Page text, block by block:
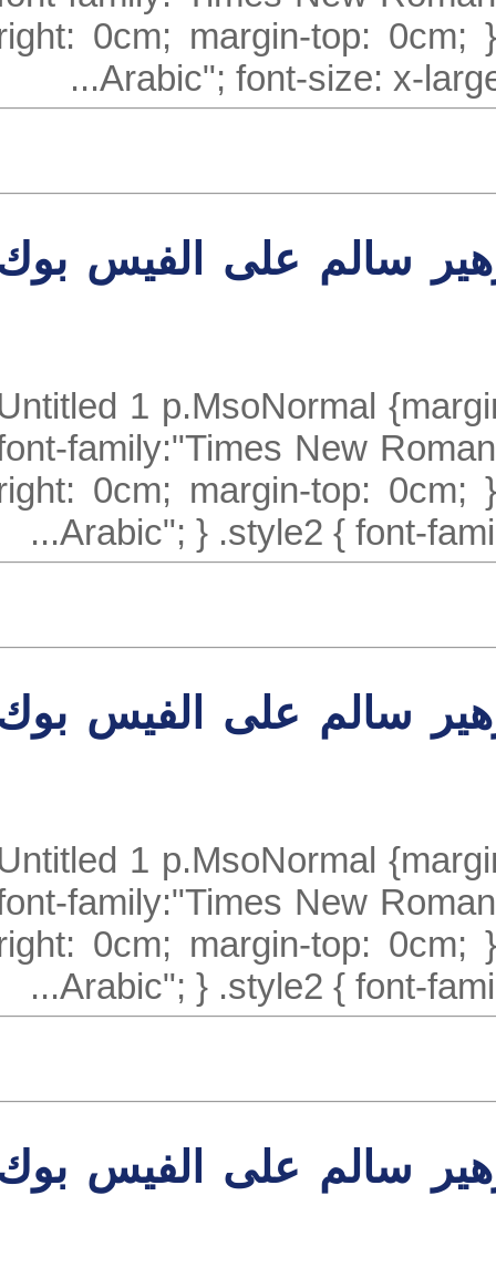
right: 0cm; margin-top:
Arabic"; font-size: x-
سالم على الفيس بوك
Untitled 1 p.MsoNormal
font-family:"Times New
right: 0cm; margin-top:
Arabic"; } .style2 { font-
سالم على الفيس بوك
Untitled 1 p.MsoNormal
font-family:"Times New
right: 0cm; margin-top:
Arabic"; } .style2 { font-
سالم على الفيس بوك